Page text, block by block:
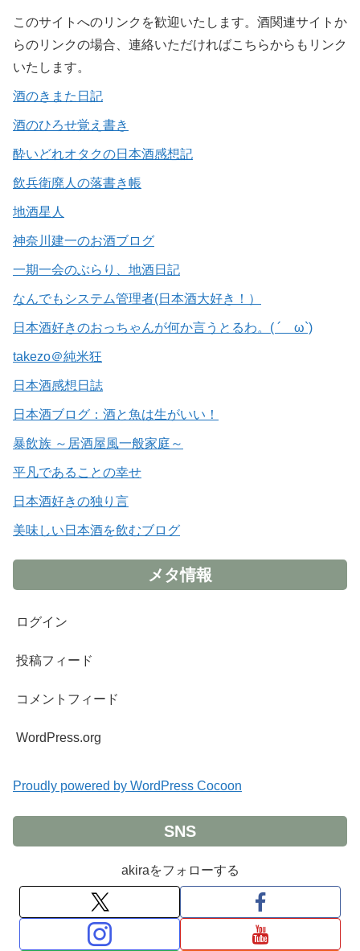
このサイトへのリンクを歓迎いたします。酒関連サイトか
らのリンクの場合、連絡いただければこちらからもリンク
いたします。
酒のきまた日記
酒のひろせ覚え書き
酔いどれオタクの日本酒感想記
飲兵衛廃人の落書き帳
地酒星人
神奈川建一のお酒ブログ
一期一会のぶらり、地酒日記
なんでもシステム管理者(日本酒大好き！）
日本酒好きのおっちゃんが何か言うとるわ。( ´ ω`)
takezo＠純米狂
日本酒感想日誌
日本酒ブログ：酒と魚は生がいい！
暴飲族 ～居酒屋風一般家庭～
平凡であることの幸せ
日本酒好きの独り言
美味しい日本酒を飲むブログ
メタ情報
ログイン
投稿フィード
コメントフィード
WordPress.org
Proudly powered by WordPress Cocoon
SNS
akiraをフォローする